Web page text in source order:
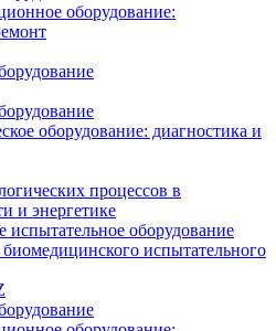
оборудование:
оборудование: диагностика и
процессов в
и энергетике
испытательное оборудование
испытательного